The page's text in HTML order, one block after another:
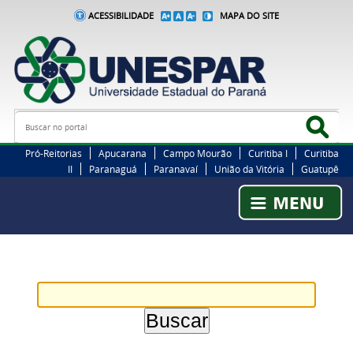
ACESSIBILIDADE MAPA DO SITE
Busca
Pró-Reitorias Apucarana Campo Mourão Curitiba I
Curitiba
II
Paranaguá Paranavaí União da Vitória Guatupê